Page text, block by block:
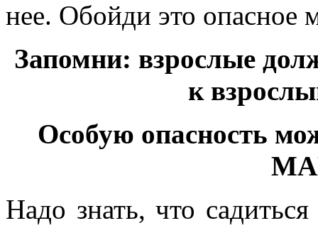
нее. Обойди это опасное
Запомни: взрослые
к
Особую опасность
Надо знать, что